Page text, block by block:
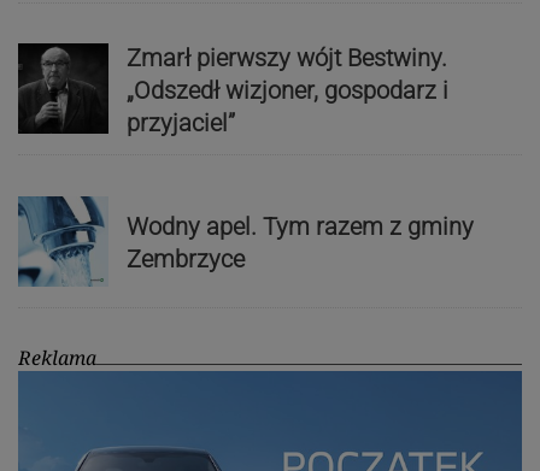
Zmarł pierwszy wójt Bestwiny.
„Odszedł wizjoner, gospodarz i
przyjaciel”
Wodny apel. Tym razem z gminy
Zembrzyce
Reklama